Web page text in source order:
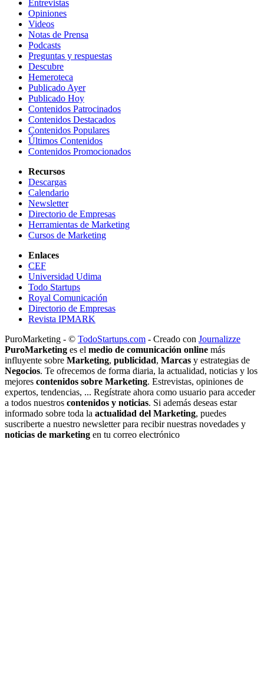
Entrevistas
Opiniones
Videos
Notas de Prensa
Podcasts
Preguntas y respuestas
Descubre
Hemeroteca
Publicado Ayer
Publicado Hoy
Contenidos Patrocinados
Contenidos Destacados
Contenidos Populares
Últimos Contenidos
Contenidos Promocionados
Recursos
Descargas
Calendario
Newsletter
Directorio de Empresas
Herramientas de Marketing
Cursos de Marketing
Enlaces
CEF
Universidad Udima
Todo Startups
Royal Comunicación
Directorio de Empresas
Revista IPMARK
PuroMarketing - © TodoStartups.com - Creado con Journalizze
PuroMarketing es el medio de comunicación online más
influyente sobre Marketing, publicidad, Marcas y estrategias de
Negocios. Te ofrecemos de forma diaria, la actualidad, noticias y los
mejores contenidos sobre Marketing. Estrevistas, opiniones de
expertos, tendencias, ... Regístrate ahora como usuario para acceder
a todos nuestros contenidos y noticias. Si además deseas estar
informado sobre toda la actualidad del Marketing, puedes
suscriberte a nuestro newsletter para recibir nuestras novedades y
noticias de marketing en tu correo electrónico